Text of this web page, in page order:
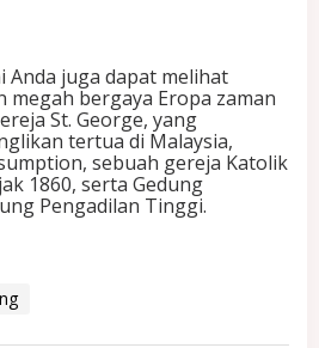
Anda juga dapat melihat
bergaya Eropa zaman
St. George, yang
tertua di Malaysia,
sebuah gereja Katolik
1860, serta Gedung
Pengadilan Tinggi.